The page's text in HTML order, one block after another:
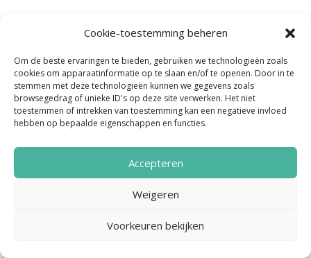
Cookie-toestemming beheren
Om de beste ervaringen te bieden, gebruiken we technologieën zoals
cookies om apparaatinformatie op te slaan en/of te openen. Door in te
stemmen met deze technologieën kunnen we gegevens zoals
browsegedrag of unieke ID's op deze site verwerken. Het niet
toestemmen of intrekken van toestemming kan een negatieve invloed
hebben op bepaalde eigenschappen en functies.
Accepteren
Weigeren
Voorkeuren bekijken
Realisatie:Media Totaal Noord